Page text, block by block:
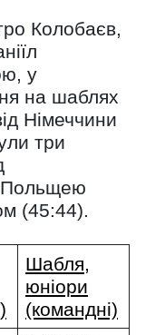
Колобаєв,
у
на шаблях
Німеччини
три
Польщею
(45:44).
Шабля,
юніори
(командні)